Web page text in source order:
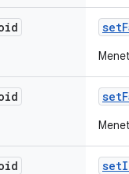
set
set
set